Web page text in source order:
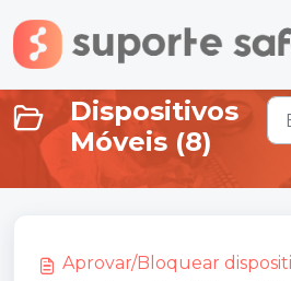
Ir para o conteúdo principal
Dispositivos
Móveis (8)
Aprovar/Bloquear